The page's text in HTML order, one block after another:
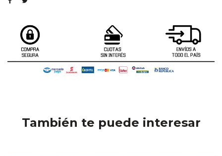
También te puede interesar